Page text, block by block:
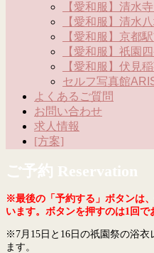
【愛和服】清水
【愛和服】清水
【愛和服】京都
【愛和服】祇園
【愛和服】伏見
セルフ写真館
よくあるご質問
お問い合わせ
求人情報
[方案]
ご予約 Reservation
※最後の「予約する」ボタンは
います。ボタンを押すのは1回で
※7月15日と16日の祇園祭の浴衣
ます。